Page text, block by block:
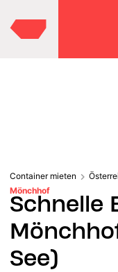
Container mieten
Mönchhof
Schnelle
See)